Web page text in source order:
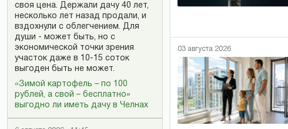
своя цена. Держали дачу 40 лет,
несколько лет назад продали, и
вздохнули с облегчением. Для
души - может быть, но с
экономической точки зрения
участок даже в 10-15 соток
выгоден быть не может.
«Зимой картофель – по 100
рублей, а свой – бесплатно»
выгодно ли иметь дачу в Челнах
03 августа 2026